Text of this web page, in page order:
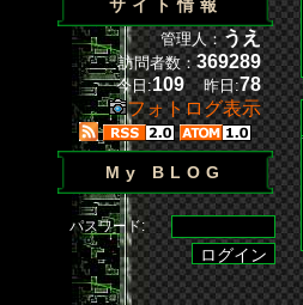
サイト情報
管理人：うえ
訪問者数：369289
今日:109 昨日:78
フォトログ表示
My BLOG
パスワード: